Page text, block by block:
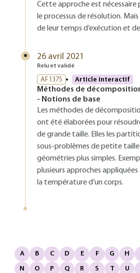
Cette approche est nécessaire
le processus de résolution. Mais
de leur temps d’exécution et
26 avril 2021
Relu et validé
AF1375 Article interactif
Méthodes de
- Notions de base
Les méthodes de
ont été élaborées pour
de grande taille. Elles les
sous-problèmes de petite taille
géométries plus simples.
plusieurs approches appliquées
la température d’un corps.
A B C D E F G H
N
O P Q R S T U